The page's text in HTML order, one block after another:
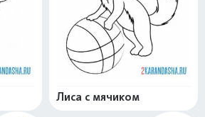
Лиса с мячиком